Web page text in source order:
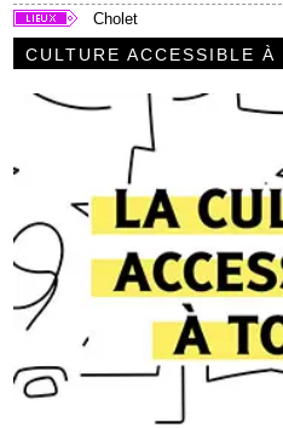
Cholet
CULTURE ACCESSIBLE À